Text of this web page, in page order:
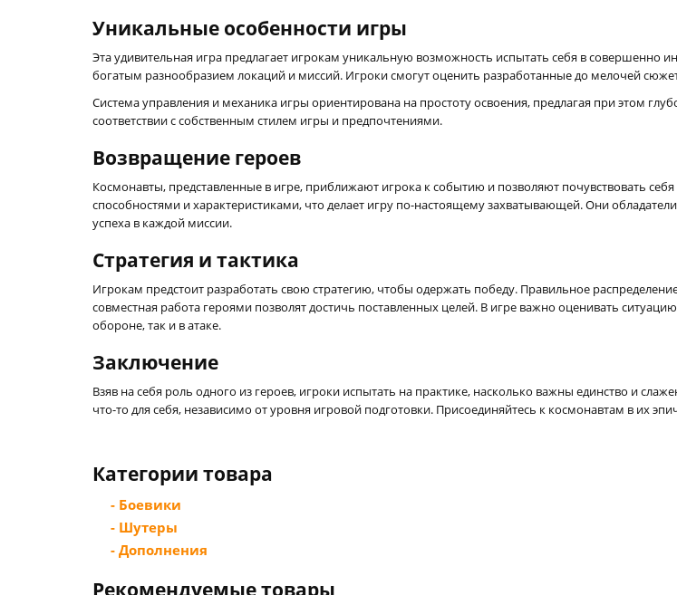
Уникальные особенности игры
Эта удивительная игра предлагает игрокам уникальную возможность испытать себя в совершенно
богатым разнообразием локаций и миссий. Игроки смогут оценить разработанные до мелочей
Система управления и механика игры ориентирована на простоту освоения, предлагая при этом
соответствии с собственным стилем игры и предпочтениями.
Возвращение героев
Космонавты, представленные в игре, приближают игрока к событию и позволяют почувствовать
способностями и характеристиками, что делает игру по-настоящему захватывающей. Они
успеха в каждой миссии.
Стратегия и тактика
Игрокам предстоит разработать свою стратегию, чтобы одержать победу. Правильное
совместная работа героями позволят достичь поставленных целей. В игре важно оценивать
обороне, так и в атаке.
Заключение
Взяв на себя роль одного из героев, игроки испытать на практике, насколько важны единство и
что-то для себя, независимо от уровня игровой подготовки. Присоединяйтесь к космонавтам в их
Категории товара
- Боевики
- Шутеры
- Дополнения
Рекомендуемые товары